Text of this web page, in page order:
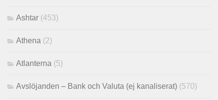
Ashtar (453)
Athena (2)
Atlanterna (5)
Avslöjanden – Bank och Valuta (ej kanaliserat) (570)